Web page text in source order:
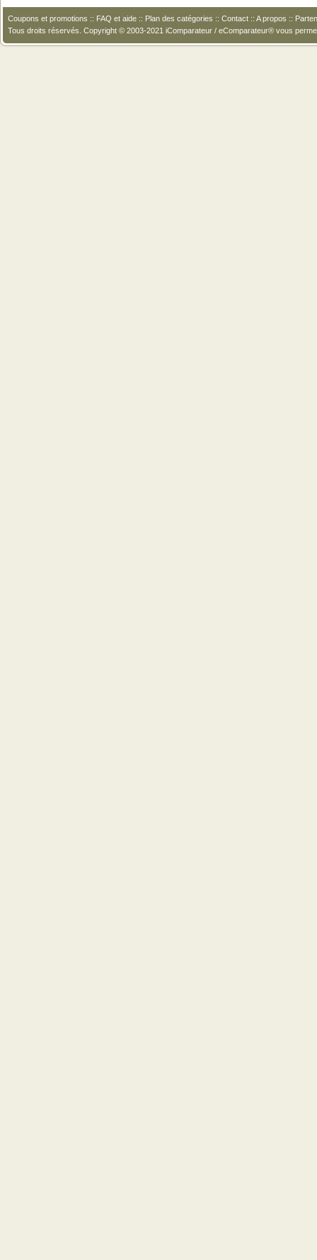
Coupons et promotions :: FAQ et aide :: Plan des catégories :: Contact :: A propos ::
Tous droits réservés. Copyright © 2003-2021 iComparateur / eComparateur® vous